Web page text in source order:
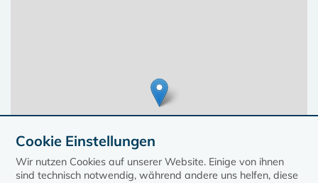
Cookie Einstellungen
Wir nutzen Cookies auf unserer Website. Einige von ihnen
sind technisch notwendig, während andere uns helfen, diese